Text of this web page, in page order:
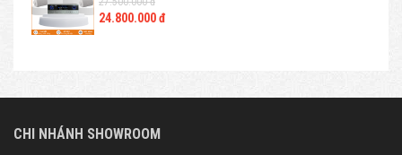
24.800.000 đ
CHI NHÁNH SHOWROOM